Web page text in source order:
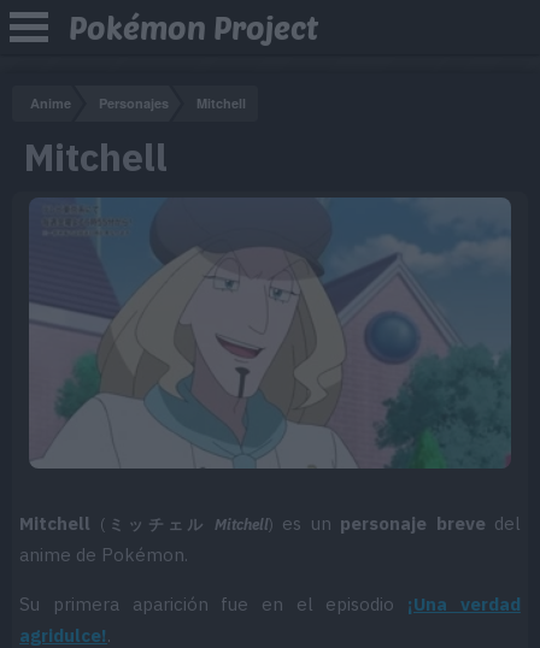
Pokémon Project
Anime Personajes Mitchell
Mitchell
Mitchell (ミッチェル Mitchell) es un personaje breve del
anime de Pokémon.
Su primera aparición fue en el episodio ¡Una verdad
agridulce!.